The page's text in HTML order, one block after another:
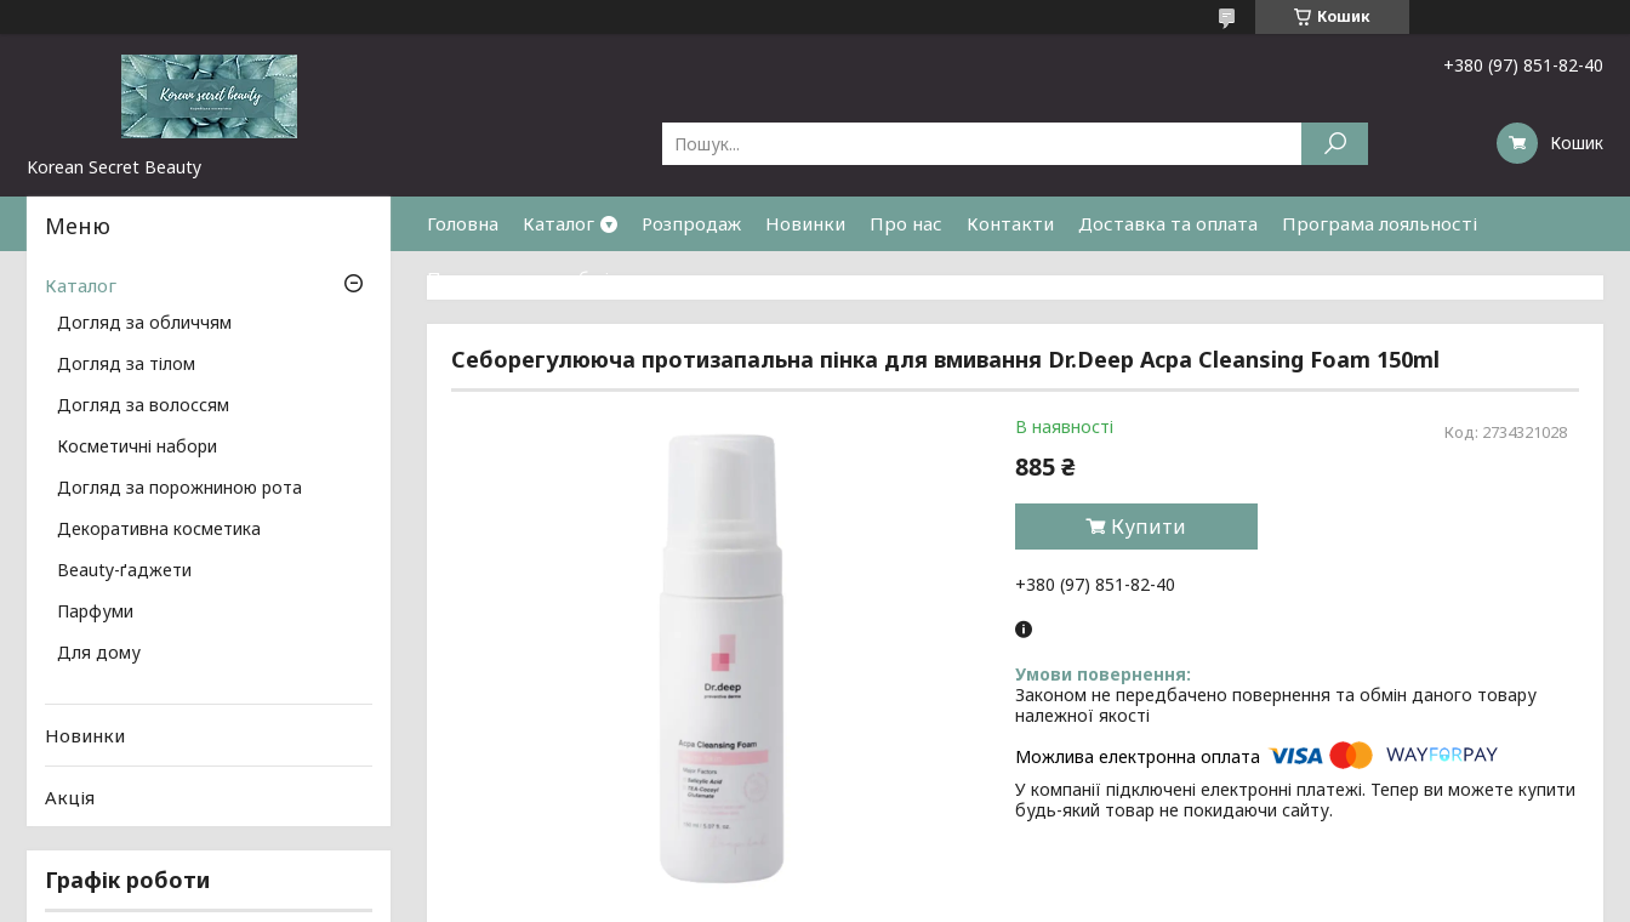
Кошик
Korean Secret Beauty
+380 (97) 851-82-40
Кошик
Головна Каталог Розпродаж Новинки Про нас Контакти Доставка та оплата Програма лояльності
Повернення та обмін
Себорегулююча протизапальна пінка для вмивання Dr.Deep Acpa Cleansing Foam 150ml
В наявності Код: 2734321028
885 ₴
Купити
+380 (97) 851-82-40
Законом не передбачено повернення та обмін даного товару
належної якості
У компанії підключені електронні платежі. Тепер ви можете купити
будь-який товар не покидаючи сайту.
Каталог
Догляд за обличчям
Догляд за тілом
Догляд за волоссям
Косметичні набори
Догляд за порожниною рота
Декоративна косметика
Beauty-ґаджети
Парфуми
Для дому
Новинки
Акція
Графік роботи